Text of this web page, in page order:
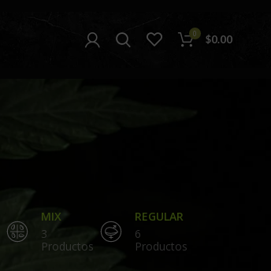
0 $0.00
MIX
3
Productos
REGULAR
6
Productos